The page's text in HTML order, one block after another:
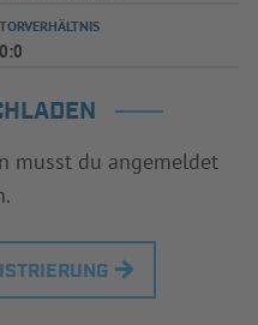
TORVERHÄLTNIS
0:0
musst du angemeldet